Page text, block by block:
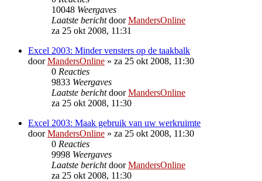
10048 Weergaves
Laatste berichtdoorMandersOnline
za 25 okt 2008, 11:31
Excel 2003: Minder vensters op de taakbalk
doorMandersOnline » za 25 okt 2008, 11:30
0 Reacties
9833 Weergaves
Laatste berichtdoorMandersOnline
za 25 okt 2008, 11:30
Excel 2003: Maak gebruik van uw werkruimte
doorMandersOnline » za 25 okt 2008, 11:30
0 Reacties
9998 Weergaves
Laatste berichtdoorMandersOnline
za 25 okt 2008, 11:30